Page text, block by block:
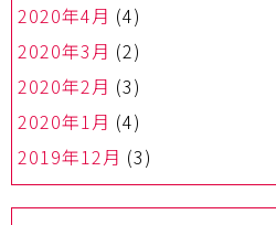
2020年4月 (4)
2020年3月 (2)
2020年2月 (3)
2020年1月 (4)
2019年12月 (3)